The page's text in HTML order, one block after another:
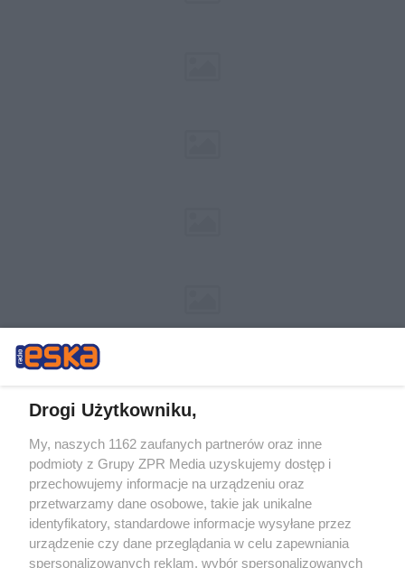
Żaden utwór zamieszczony w serwisie nie może być powielany i
rozpowszechniany lub dalej rozpowszechniany w jakikolwiek sposób (w
tym także elektroniczny lub mechaniczny) na jakimkolwiek polu
eksploatacji w jakiejkolwiek formie, włącznie z umieszczaniem w
Internecie bez pisemnej zgody właściciela praw. Jakiekolwiek użycie lub
wykorzystanie utworów w całości lub w części z naruszeniem prawa,
tzn. bez właściwej zgody, jest zabronione pod groźbą kary i może być
ścigane prawnie.
Drogi Użytkowniku,
My, naszych 1162 zaufanych partnerów oraz inne
podmioty z Grupy ZPR Media uzyskujemy dostęp i
przechowujemy informacje na urządzeniu oraz
przetwarzamy dane osobowe, takie jak unikalne
identyfikatory, standardowe informacje wysyłane przez
urządzenie czy dane przeglądania w celu zapewniania
spersonalizowanych reklam, wybór spersonalizowanych